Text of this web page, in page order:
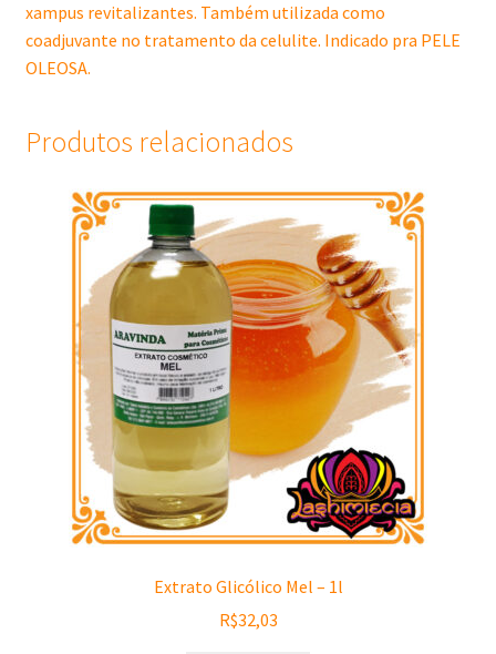
xampus revitalizantes. Também utilizada como
coadjuvante no tratamento da celulite. Indicado pra PELE
OLEOSA.
Produtos relacionados
Extrato Glicólico Mel – 1l
R$32,03